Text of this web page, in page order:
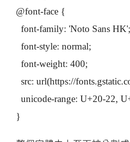
@font-face {
  font-family: 'Noto Sans HK';
  font-style: normal;
  font-weight: 400;
src: url(https://
unicode-range: U+20-